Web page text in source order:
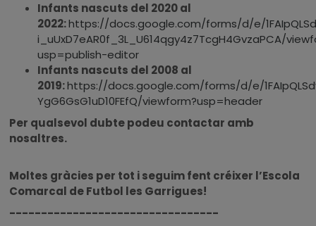
Infants nascuts del 2020 al
2022:https://docs.google.com/forms/d/e/
i_uUxD7eAR0f_3L_U614qgy4z7TcgH4GvzaPCA/
usp=publish-editor
Infants nascuts del 2008 al
2019:https://docs.google.com/forms/d/e/
YgG6GsG1uD10FEfQ/viewform?usp=header
Per qualsevol dubte podeu contactar amb
nosaltres.
Moltes gràcies per tot i seguim fent créixer l’Escola
Comarcal de Futbol les Garrigues!
---------------------------------